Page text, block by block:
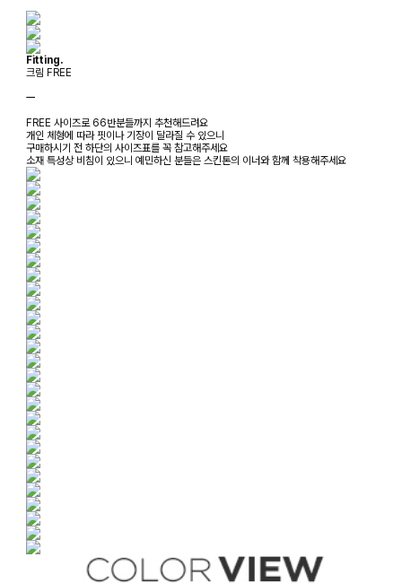
Fitting.
크림 FREE
ㅡ
FREE 사이즈로 66반분들까지 추천해드려요
개인 체형에 따라 핏이나 기장이 달라질 수 있으니
구매하시기 전 하단의 사이즈표를 꼭 참고해주세요
소재 특성상 비침이 있으니 예민하신 분들은 스킨톤의 이너와 함께 착용해주세요